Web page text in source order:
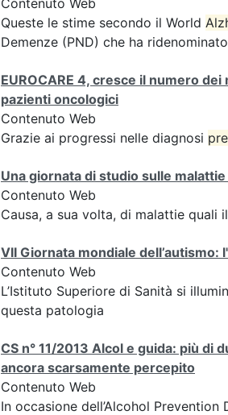
Contenuto Web
Queste le stime secondo il World
Demenze (PND) che ha
EUROCARE 4, cresce il numero
pazienti oncologici
Contenuto Web
Grazie ai progressi nelle diagnosi
Una giornata di studio sulle
Contenuto Web
Causa, a sua volta, di malattie quali
VII Giornata mondiale
Contenuto Web
L’Istituto Superiore di Sanità si
questa patologia
CS n° 11/2013 Alcol e guida: più di
ancora scarsamente percepito
Contenuto Web
In occasione dell’Alcohol